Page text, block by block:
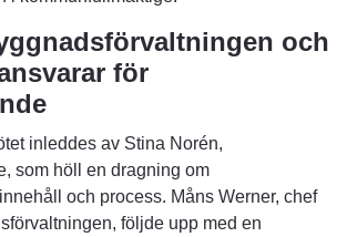
och
för
inleddes av Stina Norén,
som höll en dragning om
och process. Måns Werner, chef
följde upp med en